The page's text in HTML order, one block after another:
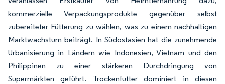
kommerzielle Verpackungsprodukte gegenüber selbst
zubereiteter Fütterung zu wählen, was zu einem nachhaltigen
Marktwachstum beiträgt. In Südostasien hat die zunehmende
Urbanisierung in Ländern wie Indonesien, Vietnam und den
Philippinen zu einer stärkeren Durchdringung von
Supermärkten geführt. Trockenfutter dominiert in diesen